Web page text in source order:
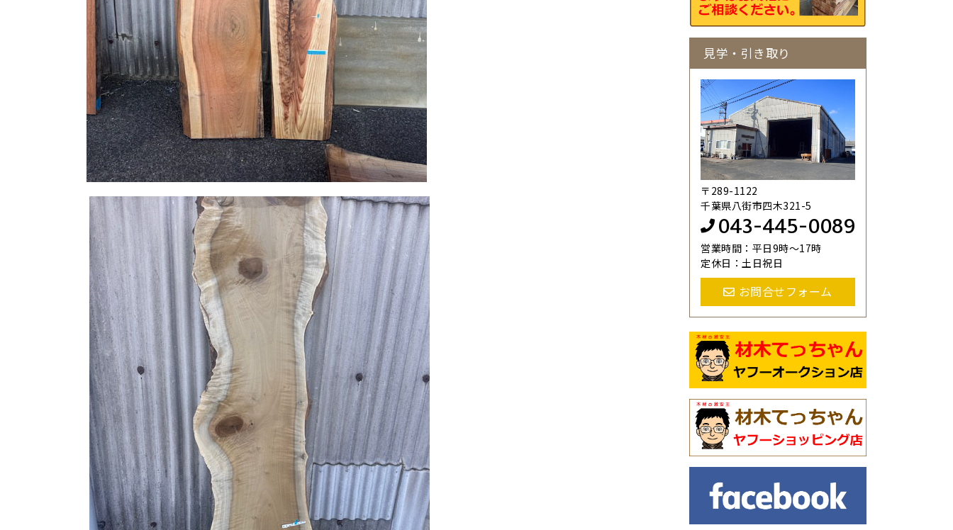
見学・引き取り
〒289-1122
千葉県八街市四木321-5
043-445-0089
営業時間：平日9時～17時
定休日：土日祝日
お問合せフォーム